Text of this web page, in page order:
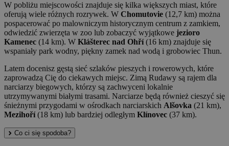
W pobliżu miejscowości znajduje się kilka większych miast, które
oferują wiele różnych rozrywek. W Chomutovie (12,7 km) można
pospacerować po malowniczym historycznym centrum z zamkiem,
odwiedzić zwierzęta w zoo lub zobaczyć wyjątkowe jezioro
Kamenec (14 km). W Klášterec nad Ohří(16 km) znajduje się
wspaniały park wodny, piękny zamek nad wodą i grobowiec Thun.
Latem docenisz gęstą sieć szlaków pieszych i rowerowych, które
zaprowadzą Cię do ciekawych miejsc. Zimą Rudawy są rajem dla
narciarzy biegowych, którzy są zachwyceni lokalnie
utrzymywanymi białymi trasami. Narciarze będą również cieszyć się
śnieżnymi przygodami w ośrodkach narciarskich Alšovka (21 km),
Mezihoří(18 km) lub bardziej odległym Klínovec (37 km).
Co ci się spodoba?